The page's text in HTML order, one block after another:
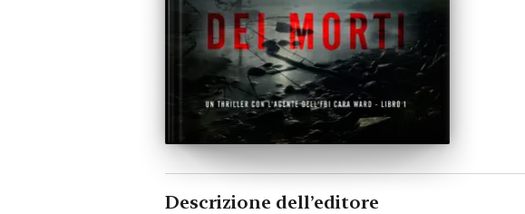
Descrizione dell’editore